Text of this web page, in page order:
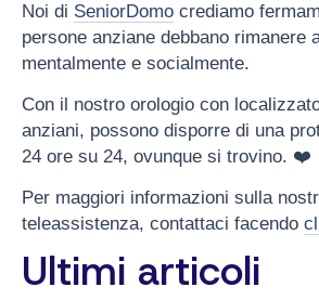
Noi di SeniorDomo crediamo
persone anziane debbano rimanere
mentalmente e socialmente.
Con il nostro orologio con
anziani, possono disporre di una
24 ore su 24, ovunque si trovino. ❤️
Per maggiori informazioni sulla
teleassistenza, contattaci facendo
Ultimi articoli